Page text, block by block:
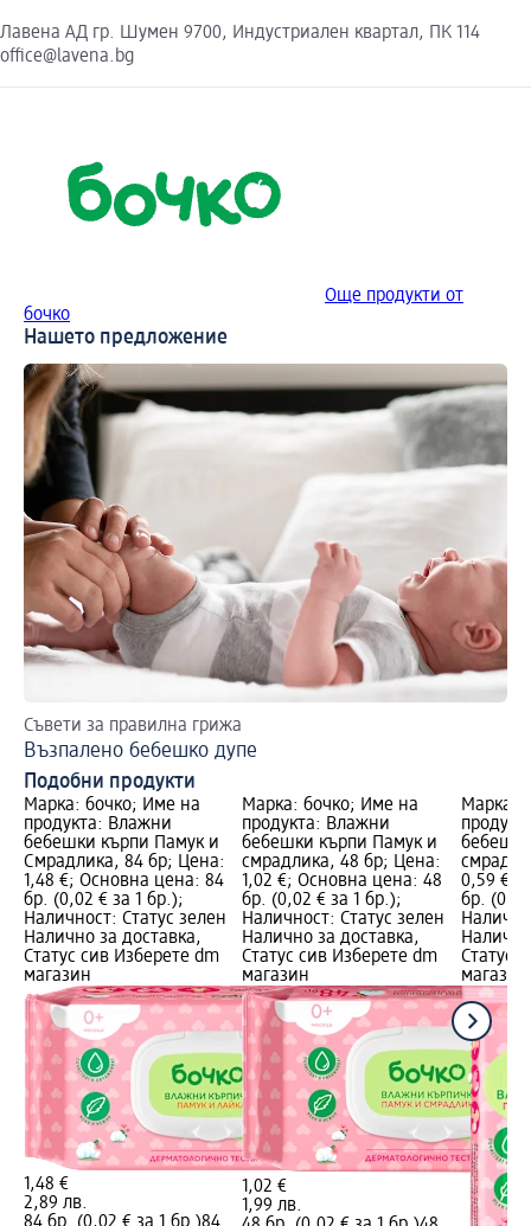
Лавена АД гр. Шумен 9700, Индустриален квартал, ПК 114
office@lavena.bg
Още продукти от
бочко
Нашето предложение
Съвети за правилна грижа
Възпалено бебешко дупе
Подобни продукти
Марка: бочко; Име на
продукта: Влажни
бебешки кърпи Памук и
Смрадлика, 84 бр; Цена:
1,48 €; Основна цена: 84
бр. (0,02 € за 1 бр.);
Наличност: Статус зелен
Налично за доставка,
Статус сив Изберете dm
магазин
1,48 €
2,89 лв.
Марка: бочко; Име на
продукта: Влажни
бебешки кърпи Памук и
смрадлика, 48 бр; Цена:
1,02 €; Основна цена: 48
бр. (0,02 € за 1 бр.);
Наличност: Статус зелен
Налично за доставка,
Статус сив Изберете dm
магазин
1,02 €
1,99 лв.
Марка:
0,59 €;
бр.
Статус
магазин